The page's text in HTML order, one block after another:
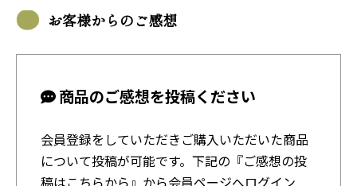
お客様からのご感想
商品のご感想を投稿ください
会員登録をしていただきご購入いただいた商品
について投稿が可能です。下記の『ご感想の投
稿はこちらから』から会員ページへログイン